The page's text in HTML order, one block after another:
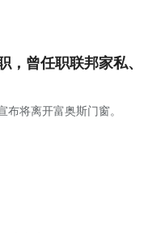
，曾任职联邦家私、
将离开富奥斯门窗。